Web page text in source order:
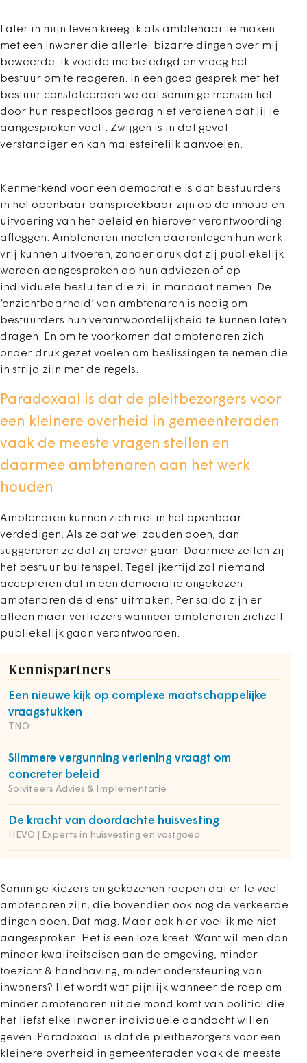
Later in mijn leven kreeg ik als ambtenaar te maken
met een inwoner die allerlei bizarre dingen over mij
beweerde. Ik voelde me beledigd en vroeg het
bestuur om te reageren. In een goed gesprek met het
bestuur constateerden we dat sommige mensen het
door hun respectloos gedrag niet verdienen dat jij je
aangesproken voelt. Zwijgen is in dat geval
verstandiger en kan majesteitelijk aanvoelen.
Kenmerkend voor een democratie is dat bestuurders
in het openbaar aanspreekbaar zijn op de inhoud en
uitvoering van het beleid en hierover verantwoording
afleggen. Ambtenaren moeten daarentegen hun werk
vrij kunnen uitvoeren, zonder druk dat zij publiekelijk
worden aangesproken op hun adviezen of op
individuele besluiten die zij in mandaat nemen. De
‘onzichtbaarheid’ van ambtenaren is nodig om
bestuurders hun verantwoordelijkheid te kunnen laten
dragen. En om te voorkomen dat ambtenaren zich
onder druk gezet voelen om beslissingen te nemen die
in strijd zijn met de regels.
Paradoxaal is dat de pleitbezorgers voor
een kleinere overheid in gemeenteraden
vaak de meeste vragen stellen en
daarmee ambtenaren aan het werk
houden
Ambtenaren kunnen zich niet in het openbaar
verdedigen. Als ze dat wel zouden doen, dan
suggereren ze dat zij erover gaan. Daarmee zetten zij
het bestuur buitenspel. Tegelijkertijd zal niemand
accepteren dat in een democratie ongekozen
ambtenaren de dienst uitmaken. Per saldo zijn er
alleen maar verliezers wanneer ambtenaren zichzelf
publiekelijk gaan verantwoorden.
Kennispartners
Een nieuwe kijk op complexe maatschappelijke
vraagstukken
TNO
Slimmere vergunning verlening vraagt om
concreter beleid
Solviteers Advies & Implementatie
De kracht van doordachte huisvesting
HEVO | Experts in huisvesting en vastgoed
Sommige kiezers en gekozenen roepen dat er te veel
ambtenaren zijn, die bovendien ook nog de verkeerde
dingen doen. Dat mag. Maar ook hier voel ik me niet
aangesproken. Het is een loze kreet. Want wil men dan
minder kwaliteitseisen aan de omgeving, minder
toezicht & handhaving, minder ondersteuning van
inwoners? Het wordt wat pijnlijk wanneer de roep om
minder ambtenaren uit de mond komt van politici die
het liefst elke inwoner individuele aandacht willen
geven. Paradoxaal is dat de pleitbezorgers voor een
kleinere overheid in gemeenteraden vaak de meeste